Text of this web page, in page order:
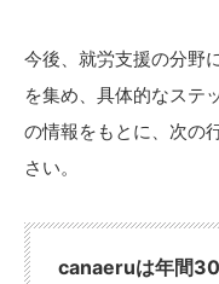
今後、就労支援の分野
を集め、具体的なステ
の情報をもとに、次の
さい。
canaeruは年間